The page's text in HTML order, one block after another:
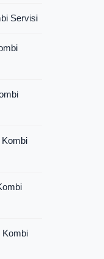
Servisi
Kombi
Kombi